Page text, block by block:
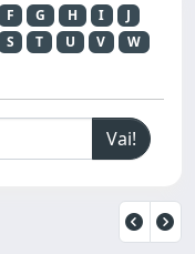
F G H I
J
S T U V
W